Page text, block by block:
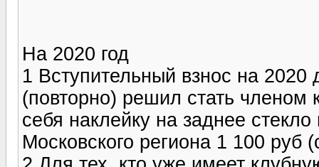
На 2020 год
1 Вступительный взнос на 2020
(повторно) решил стать членом
себя наклейку на заднее
Московского региона 1 100 руб